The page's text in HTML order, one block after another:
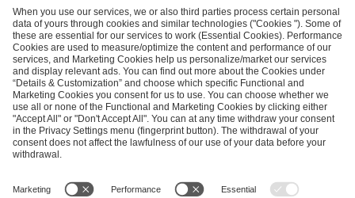
SEND MESSAGE